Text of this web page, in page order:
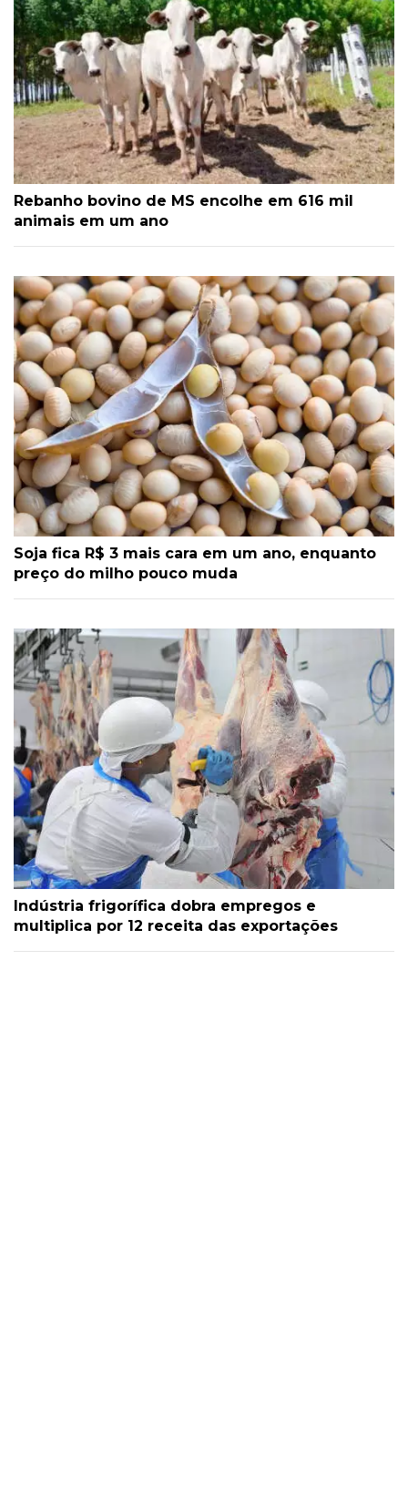
Rebanho bovino de MS encolhe em 616 mil
animais em um ano
Soja fica R$ 3 mais cara em um ano, enquanto
preço do milho pouco muda
Indústria frigorífica dobra empregos e
multiplica por 12 receita das exportações